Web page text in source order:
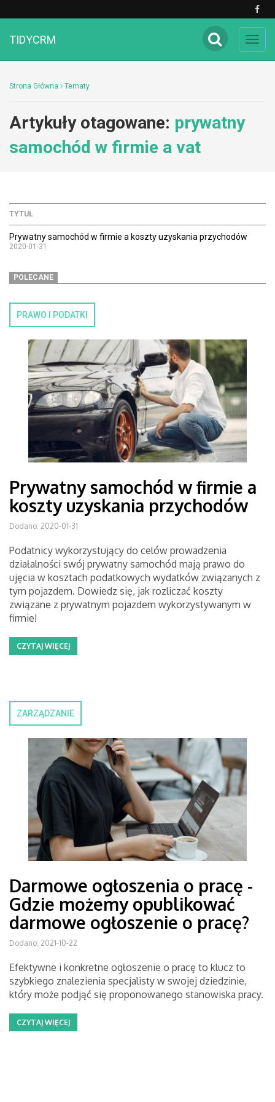
TIDYCRM
Strona Główna Tematy
Artykuły otagowane: prywatny
samochód w firmie a vat
TYTUŁ
Prywatny samochód w firmie a koszty uzyskania przychodów
2020-01-31
POLECANE
PRAWO I PODATKI
Prywatny samochód w firmie a
koszty uzyskania przychodów
Dodano: 2020-01-31
Podatnicy wykorzystujący do celów prowadzenia
działalności swój prywatny samochód mają prawo do
ujęcia w kosztach podatkowych wydatków związanych z
tym pojazdem. Dowiedz się, jak rozliczać koszty
związane z prywatnym pojazdem wykorzystywanym w
firmie!
CZYTAJ WIĘCEJ
ZARZĄDZANIE
Darmowe ogłoszenia o pracę -
Gdzie możemy opublikować
darmowe ogłoszenie o pracę?
Dodano: 2021-10-22
Efektywne i konkretne ogłoszenie o pracę to klucz to
szybkiego znalezienia specjalisty w swojej dziedzinie,
który może podjąć się proponowanego stanowiska pracy.
CZYTAJ WIĘCEJ